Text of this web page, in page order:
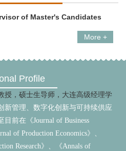
of Master's Candidates
More +
Profile
授，硕士生导师，大连高级经理学
新管理、数字化创新与可持续供应
目前在《Journal of Business
of Production Economics》、
Research》、《Annals of